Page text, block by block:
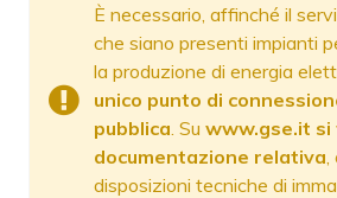
È necessario, affinché il
che siano presenti impianti
la produzione di energia
unico punto di
pubblica . Su www.gse.it
documentazione relativa
disposizioni tecniche di